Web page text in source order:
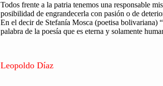
Todos frente a la patria tenemos una responsable
posibilidad de engrandecerla con pasión o de
En el decir de Stefanía Mosca (poetisa bolivariana)
palabra de la poesía que es eterna y solamente
Leopoldo Díaz